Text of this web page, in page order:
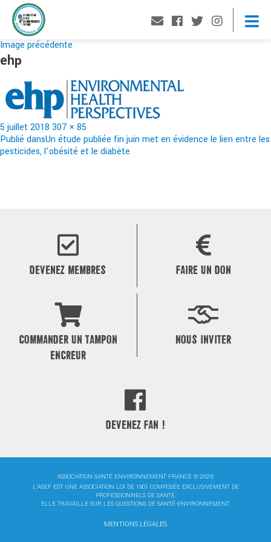
Image précédente
ehp
Publié
le
5 juillet 2018 Taille
réelle
307 × 85
Navigation
de
Publié dansUn étude publiée fin juin met en évidence le lien entre les
pesticides, l’obésité et le diabète
DEVENEZ MEMBRES FAIRE UN DON
COMMANDER UN TAMPON
ENCREUR
NOUS INVITER
DEVENEZ FAN !
ASSOCIATION SANTÉ ENVIRONNEMENT FRANCE © 2026
L'ASEF EST UNE ASSOCIATION LOI DE 1901 COMPOSÉE EXCLUSIVEMENT DE
PROFESSIONNELS DE SANTÉ.
ELLE TRAVAILLE SUR LES QUESTIONS DE SANTÉ-ENVIRONNEMENT.
MENTIONS LÉGALES